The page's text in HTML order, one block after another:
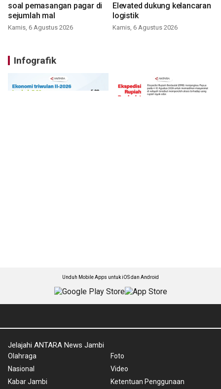
soal pemasangan pagar di
sejumlah mal
Kamis, 6 Agustus 2026
Elevated dukung kelancaran
logistik
Kamis, 6 Agustus 2026
Infografik
Unduh Mobile Apps untuk iOS dan Android
Jelajahi ANTARA News Jambi
Olahraga
Nasional
Kabar Jambi
Foto
Video
Ketentuan Penggunaan